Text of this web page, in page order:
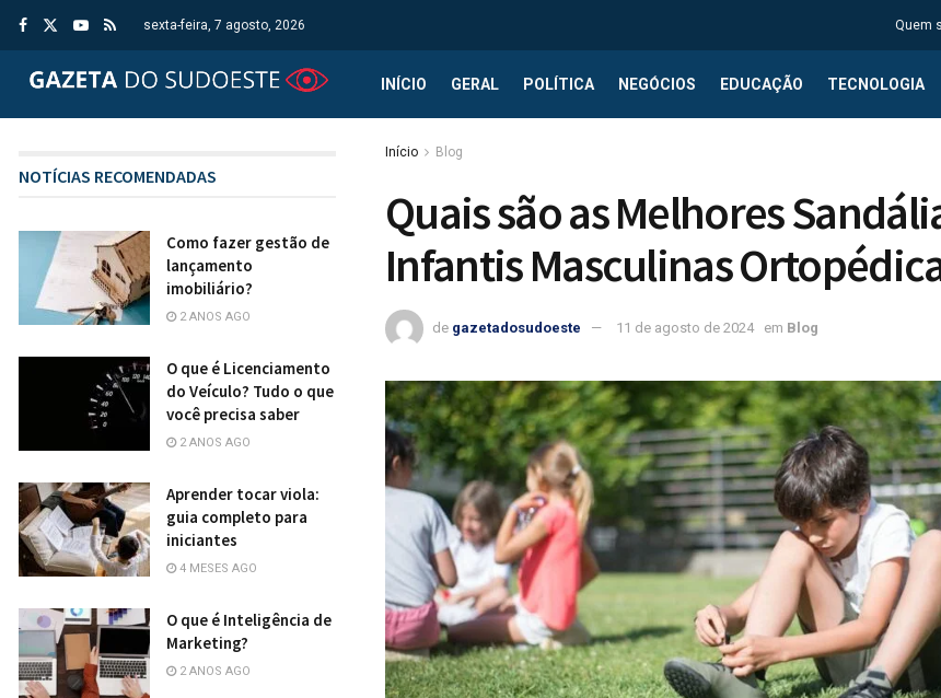
sexta-feira, 7 agosto, 2026 Quem
INÍCIO GERAL POLÍTICA NEGÓCIOS EDUCAÇÃO TECNOLOGIA
Início Blog
Quais são as Melhores
Infantis Masculinas
de gazetadosudoeste 11 de agosto de 2024 em Blog
NOTÍCIAS RECOMENDADAS
Como fazer gestão de
lançamento
imobiliário?
2 ANOS AGO
O que é Licenciamento
do Veículo? Tudo o que
você precisa saber
2 ANOS AGO
Aprender tocar viola:
guia completo para
iniciantes
4 MESES AGO
O que é Inteligência de
Marketing?
2 ANOS AGO